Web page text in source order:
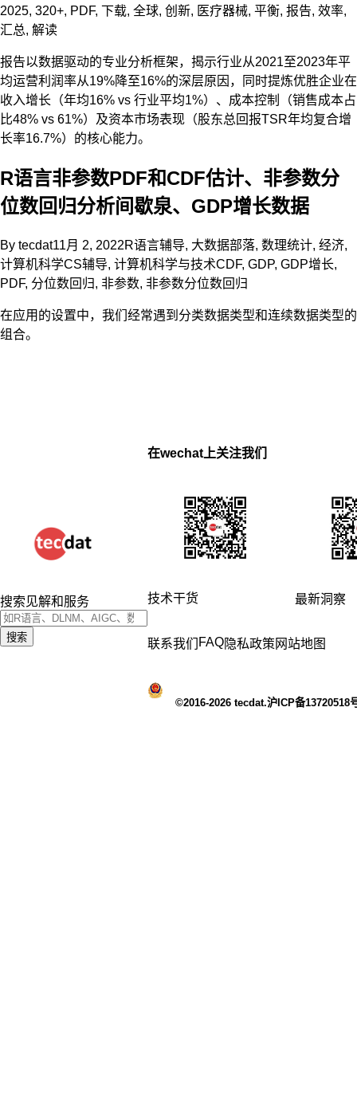
2025, 320+, PDF, 下载, 全球, 创新, 医疗器械, 平衡, 报告, 效率,
汇总, 解读
报告以数据驱动的专业分析框架，揭示行业从2021至2023年平
均运营利润率从19%降至16%的深层原因，同时提炼优胜企业在
收入增长（年均16% vs 行业平均1%）、成本控制（销售成本占
比48% vs 61%）及资本市场表现（股东总回报TSR年均复合增
长率16.7%）的核心能力。
R语言非参数PDF和CDF估计、非参数分
位数回归分析间歇泉、GDP增长数据
By tecdat11月 2, 2022R语言辅导, 大数据部落, 数理统计, 经济,
计算机科学CS辅导, 计算机科学与技术CDF, GDP, GDP增长,
PDF, 分位数回归, 非参数, 非参数分位数回归
在应用的设置中，我们经常遇到分类数据类型和连续数据类型的
组合。
搜索见解和服务
搜索
在wechat上关注我们
技术干货 最新洞察
联系我们 FAQ隐私政策 网站地图
©2016-2026 tecdat.沪ICP备13720518